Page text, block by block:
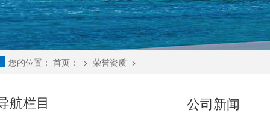
您的位置： 首页： > 荣誉资质 >
航栏目 公司新闻